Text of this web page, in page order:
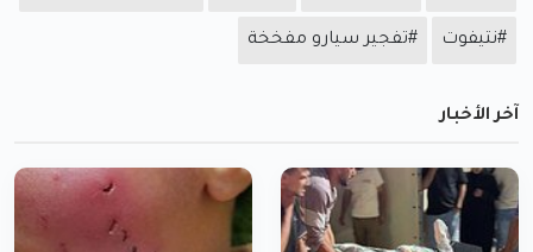
#نتيفوت #تفجير سيارو مفخخة
آخر الأخبار